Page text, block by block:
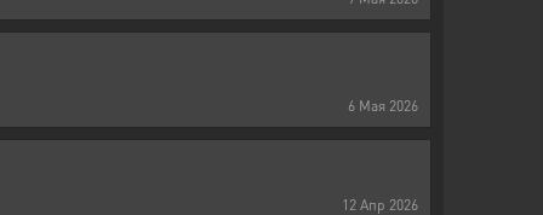
6 Мая 2026
12 Апр 2026